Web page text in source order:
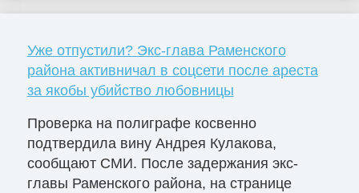
Уже отпустили? Экс-глава Раменского
района активничал в соцсети после ареста
за якобы убийство любовницы
Проверка на полиграфе косвенно
подтвердила вину Андрея Кулакова,
сообщают СМИ. После задержания экс-
главы Раменского района, на странице